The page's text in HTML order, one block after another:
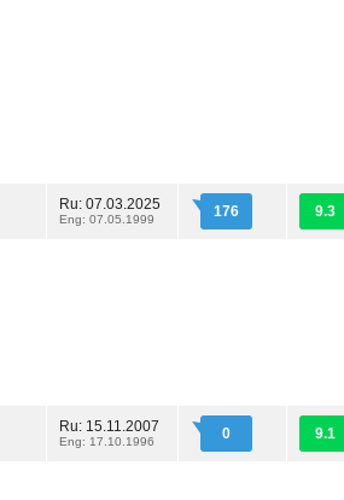
Ru: 07.03.2025
Eng: 07.05.1999 176 9.3
Ru: 15.11.2007
Eng: 17.10.1996 0 9.1